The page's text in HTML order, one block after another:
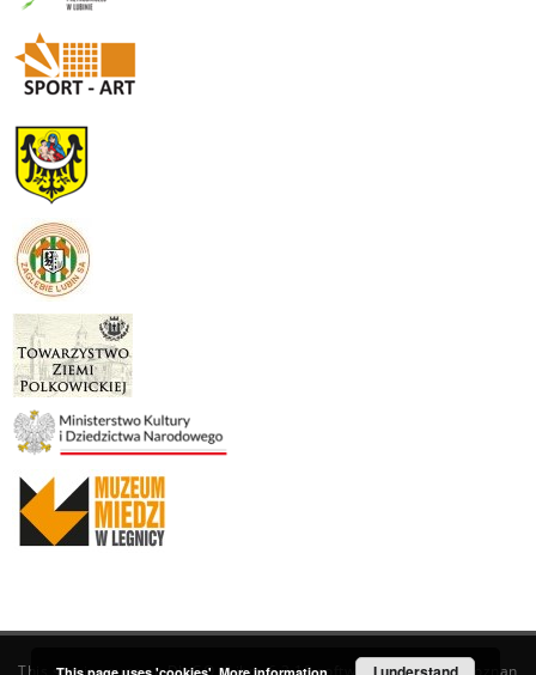
This service runs onDInGO dLibra 6.3.19software created by Poznan